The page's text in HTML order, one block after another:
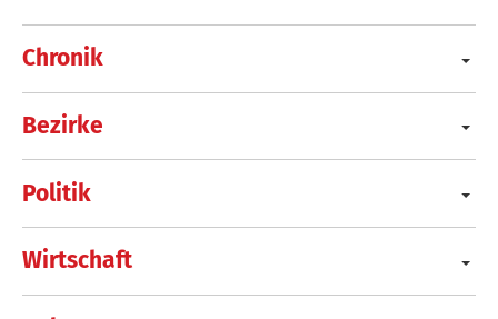
Chronik
Bezirke
Politik
Wirtschaft